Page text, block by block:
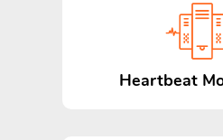
Heartbeat